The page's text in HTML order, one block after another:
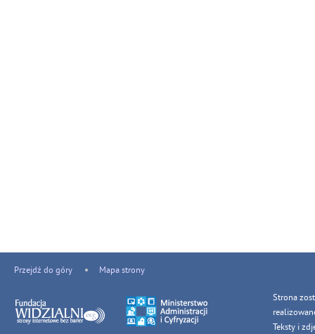
Przejdź do góry Mapa strony
Strona
Teksty i